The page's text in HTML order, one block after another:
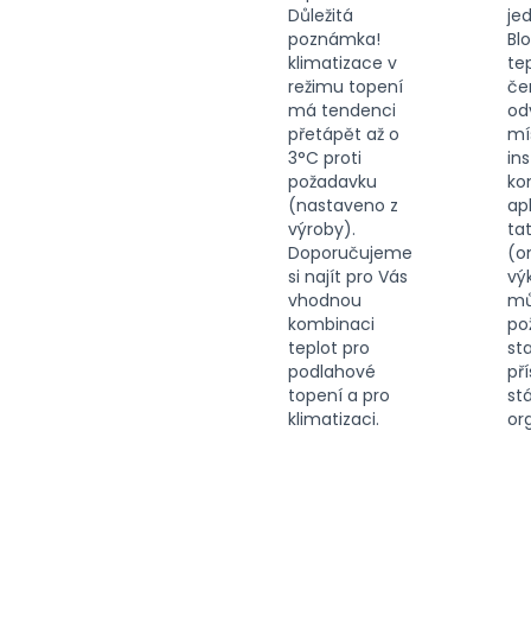
Důležitá
poznámka!
klimatizace v
režimu topení
má tendenci
přetápět až o
3°C proti
požadavku
(nastaveno z
výroby).
Doporučujeme
si najít pro Vás
vhodnou
kombinaci
teplot pro
podlahové
topení a pro
klimatizaci.